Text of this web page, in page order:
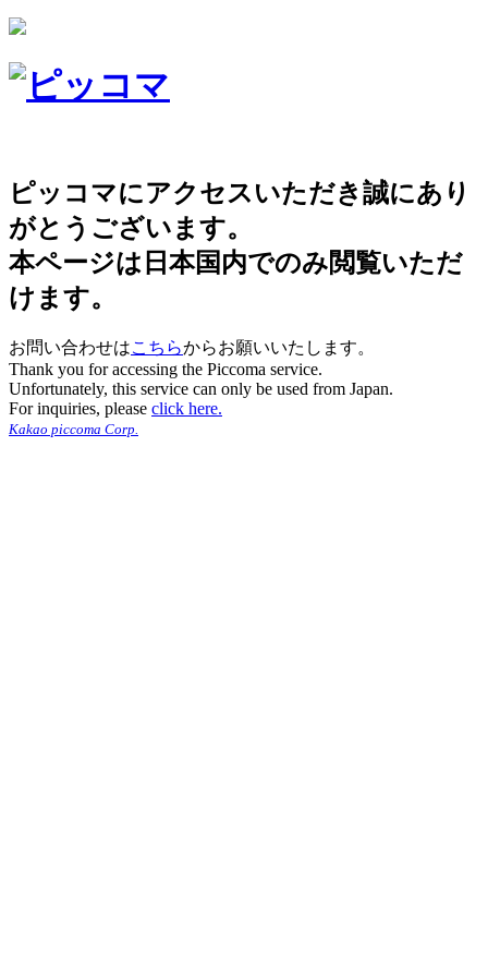
ピッコマにアクセスいただき誠にあり
がとうございます。
本ページは日本国内でのみ閲覧いただ
けます。
お問い合わせはこちらからお願いいたします。
Thank you for accessing the Piccoma service.
Unfortunately, this service can only be used from Japan.
For inquiries, please click here.
Kakao piccoma Corp.